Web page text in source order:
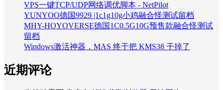
VPS一键TCP/UDP网络调优脚本 - NetPilot
YUNYOO德国9929 |1c1g10g小鸡融合怪测试留档
MHY-HOYOVERSE德国1C0.5G10G预售款融合怪测试
留档
Windows激活神器，MAS 终于把 KMS38 干掉了
近期评论